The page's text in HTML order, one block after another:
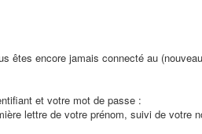
êtes encore jamais connecté au
et votre mot de passe :
lettre de votre prénom, suivi de votre